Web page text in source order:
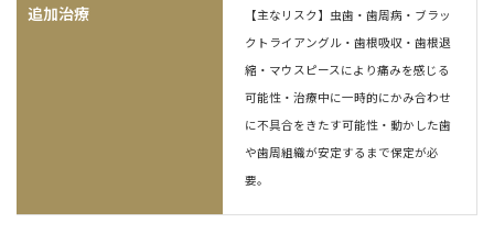
追加治療
【主なリスク】虫歯・歯周病・ブラッ
クトライアングル・歯根吸収・歯根退
縮・マウスピースにより痛みを感じる
可能性・治療中に一時的にかみ合わせ
に不具合をきたす可能性・動かした歯
や歯周組織が安定するまで保定が必
要。